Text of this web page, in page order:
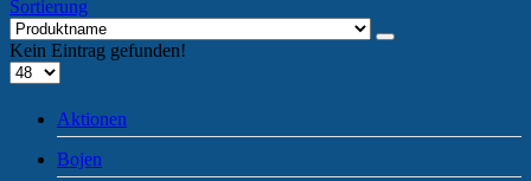
Sortierung
Kein Eintrag gefunden!
Aktionen
Bojen